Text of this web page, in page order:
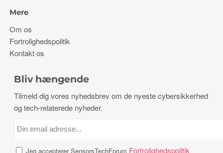
Mere
Om os
Fortrolighedspolitik
Kontakt os
Bliv hængende
Tilmeld dig vores nyhedsbrev om de nyeste cybersikkerhed
og tech-relaterede nyheder.
Jeg accepterer SensorsTechForum Fortrolighedspolitik